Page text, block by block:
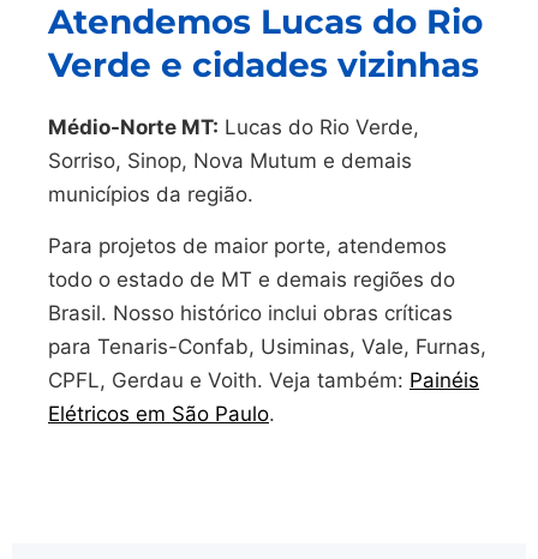
Atendemos Lucas do Rio
Verde e cidades vizinhas
Médio-Norte MT: Lucas do Rio Verde,
Sorriso, Sinop, Nova Mutum e demais
municípios da região.
Para projetos de maior porte, atendemos
todo o estado de MT e demais regiões do
Brasil. Nosso histórico inclui obras críticas
para Tenaris-Confab, Usiminas, Vale, Furnas,
CPFL, Gerdau e Voith. Veja também: Painéis
Elétricos em São Paulo.